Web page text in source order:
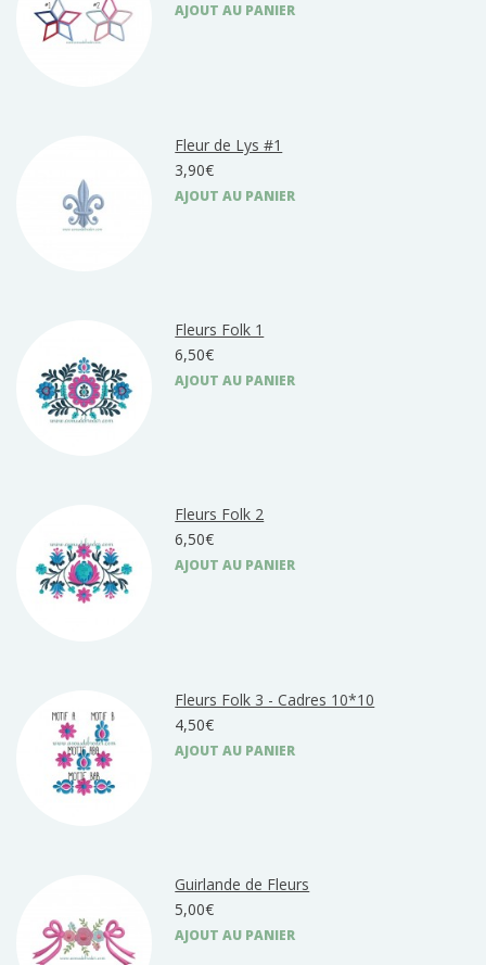
AJOUT AU PANIER
Fleur de Lys #1
3,90€
AJOUT AU PANIER
Fleurs Folk 1
6,50€
AJOUT AU PANIER
Fleurs Folk 2
6,50€
AJOUT AU PANIER
Fleurs Folk 3 - Cadres 10*10
4,50€
AJOUT AU PANIER
Guirlande de Fleurs
5,00€
AJOUT AU PANIER